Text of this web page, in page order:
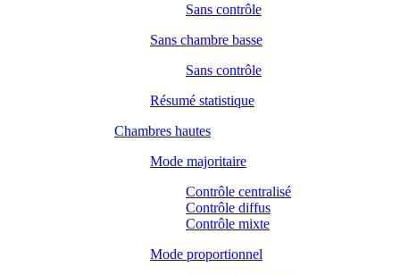
Sans contrôle
Sans chambre basse
Sans contrôle
Résumé statistique
Chambres hautes
Mode majoritaire
Contrôle centralisé
Contrôle diffus
Contrôle mixte
Mode proportionnel